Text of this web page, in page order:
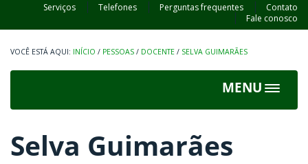
Serviços Telefones Perguntas frequentes
Contato
Fale conosco
INÍCIO / PESSOAS / DOCENTE / SELVA GUIMARÃES
MENU
Toggle
Selva Guimarães